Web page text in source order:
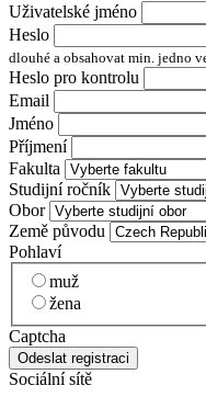
Uživatelské jméno
Heslo
dlouhé a obsahovat min. jedno
Heslo pro kontrolu
Email
Jméno
Příjmení
Fakulta
Studijní ročník
Obor
Země původu
Pohlaví
muž
žena
Captcha
Sociální sítě